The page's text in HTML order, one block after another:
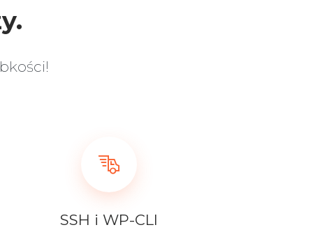
SSH i WP-CLI